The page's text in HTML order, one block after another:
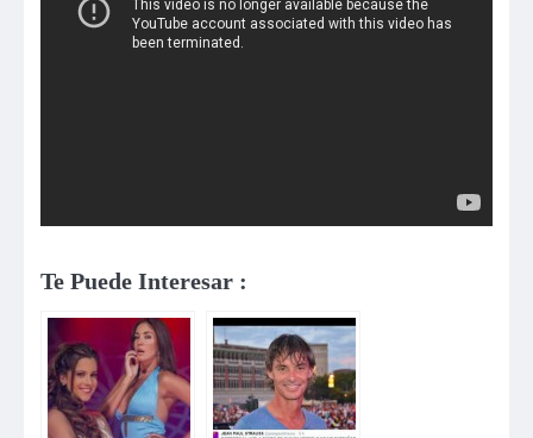
Te Puede Interesar :